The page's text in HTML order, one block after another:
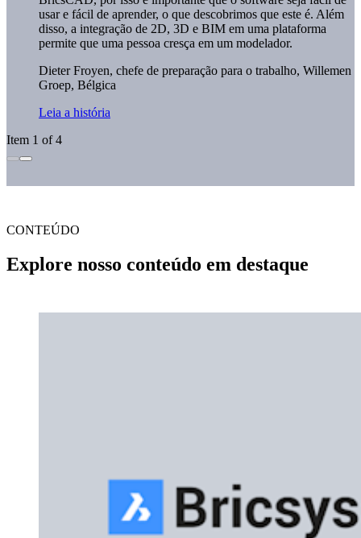
usar e fácil de aprender, o que descobrimos que este é. Além
disso, a integração de 2D, 3D e BIM em uma plataforma
permite que uma pessoa cresça em um modelador.
Dieter Froyen, chefe de preparação para o trabalho, Willemen
Groep, Bélgica
Leia a história
Item 1 of 4
CONTEÚDO
Explore nosso conteúdo em destaque